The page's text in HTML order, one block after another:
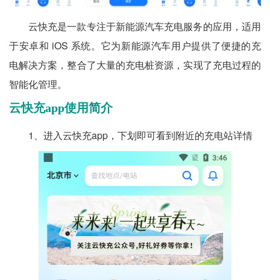
云快充是一款专注于新能源汽车充电服务的应用，适用
于安卓和 iOS 系统。它为新能源汽车用户提供了便捷的充
电解决方案，整合了大量的充电桩资源，实现了充电过程的
智能化管理。
云快充app使用简介
1、进入云快充app，下划即可看到附近的充电站详情